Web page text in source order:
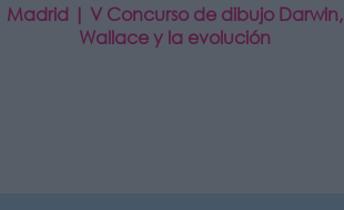
Madrid | V Concurso de dibujo Darwin,
Wallace y la evolución